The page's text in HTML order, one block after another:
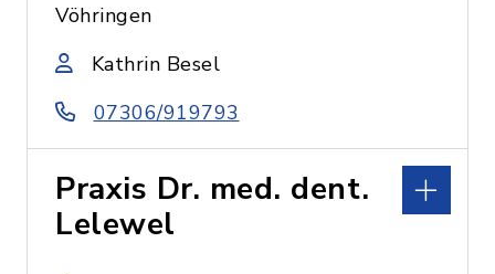
Vöhringen
Kathrin Besel
07306/919793
Praxis Dr. med. dent.
Lelewel